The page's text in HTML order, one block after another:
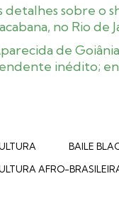
detalhes sobre o
no Rio de
de
inédito;
BAILE
AFRO-